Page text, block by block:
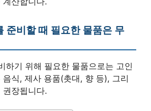
준비할 때 필요한 물품은 무
하기 위해 필요한 물품으로는 고인
음식, 제사 용품(촛대, 향 등), 그리
권장됩니다.